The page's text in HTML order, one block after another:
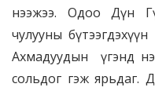
нээжээ. Одоо Дүн
чулууны
Ахмадуудын үгэнд
сольдог гэж ярьдаг.